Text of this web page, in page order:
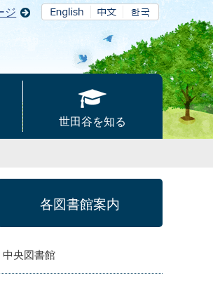
ジ
世田谷を知る
各図書館案内
中央図書館